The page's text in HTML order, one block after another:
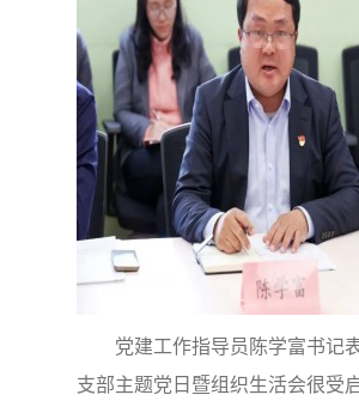
党建工作指导员陈学富书记
支部主题党日暨组织生活会很受